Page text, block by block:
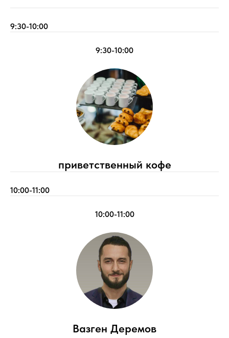
9:30-10:00
9:30-10:00
приветственный кофе
10:00-11:00
10:00-11:00
Вазген Деремов